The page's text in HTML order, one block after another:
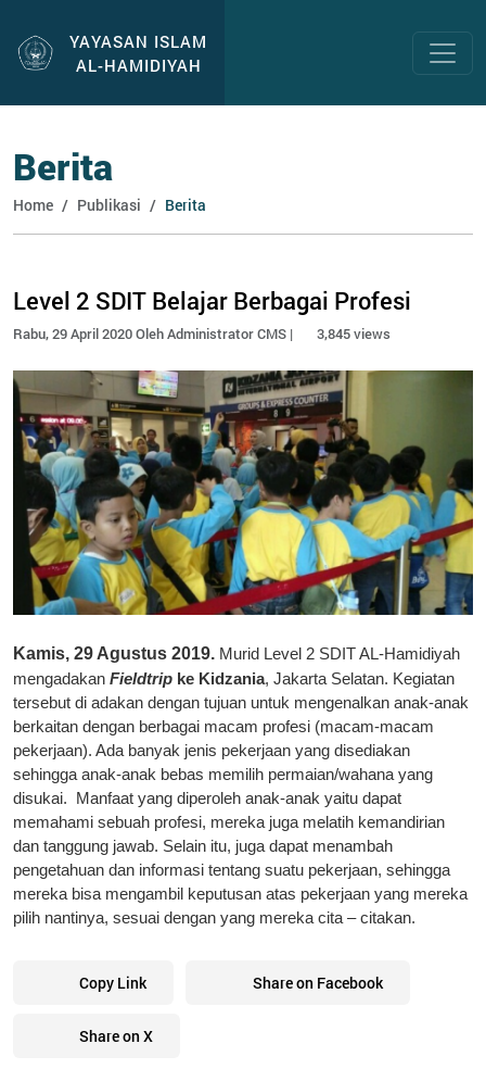
YAYASAN ISLAM
AL-HAMIDIYAH
Berita
Home Publikasi Berita
Level 2 SDIT Belajar Berbagai Profesi
Rabu, 29 April 2020 Oleh Administrator CMS | 3,845 views
Kamis, 29 Agustus 2019. Murid Level 2 SDIT AL-Hamidiyah
mengadakan Fieldtrip ke Kidzania, Jakarta Selatan. Kegiatan
tersebut di adakan dengan tujuan untuk mengenalkan anak-anak
berkaitan dengan berbagai macam profesi (macam-macam
pekerjaan). Ada banyak jenis pekerjaan yang disediakan
sehingga anak-anak bebas memilih permaian/wahana yang
disukai. Manfaat yang diperoleh anak-anak yaitu dapat
memahami sebuah profesi, mereka juga melatih kemandirian
dan tanggung jawab. Selain itu, juga dapat menambah
pengetahuan dan informasi tentang suatu pekerjaan, sehingga
mereka bisa mengambil keputusan atas pekerjaan yang mereka
pilih nantinya, sesuai dengan yang mereka cita – citakan.
Copy Link Share on Facebook
Share on X